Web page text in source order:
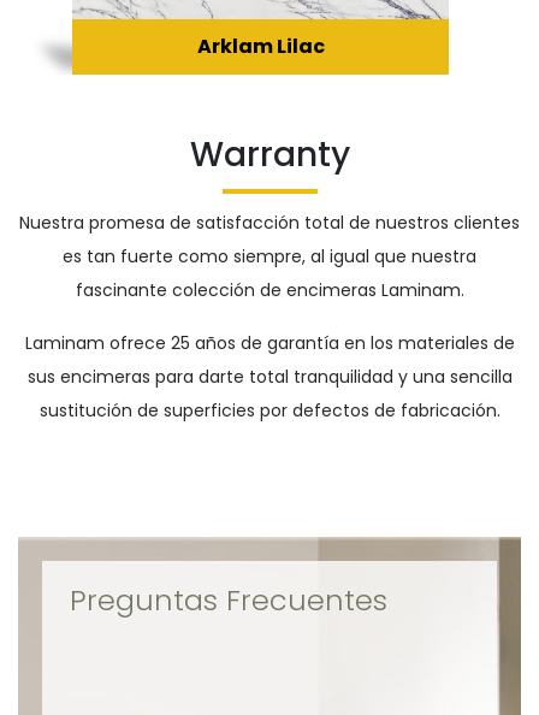
Arklam Lilac
Warranty
Nuestra promesa de satisfacción total de nuestros clientes
es tan fuerte como siempre, al igual que nuestra
fascinante colección de encimeras Laminam.
Laminam ofrece 25 años de garantía en los materiales de
sus encimeras para darte total tranquilidad y una sencilla
sustitución de superficies por defectos de fabricación.
Preguntas Frecuentes